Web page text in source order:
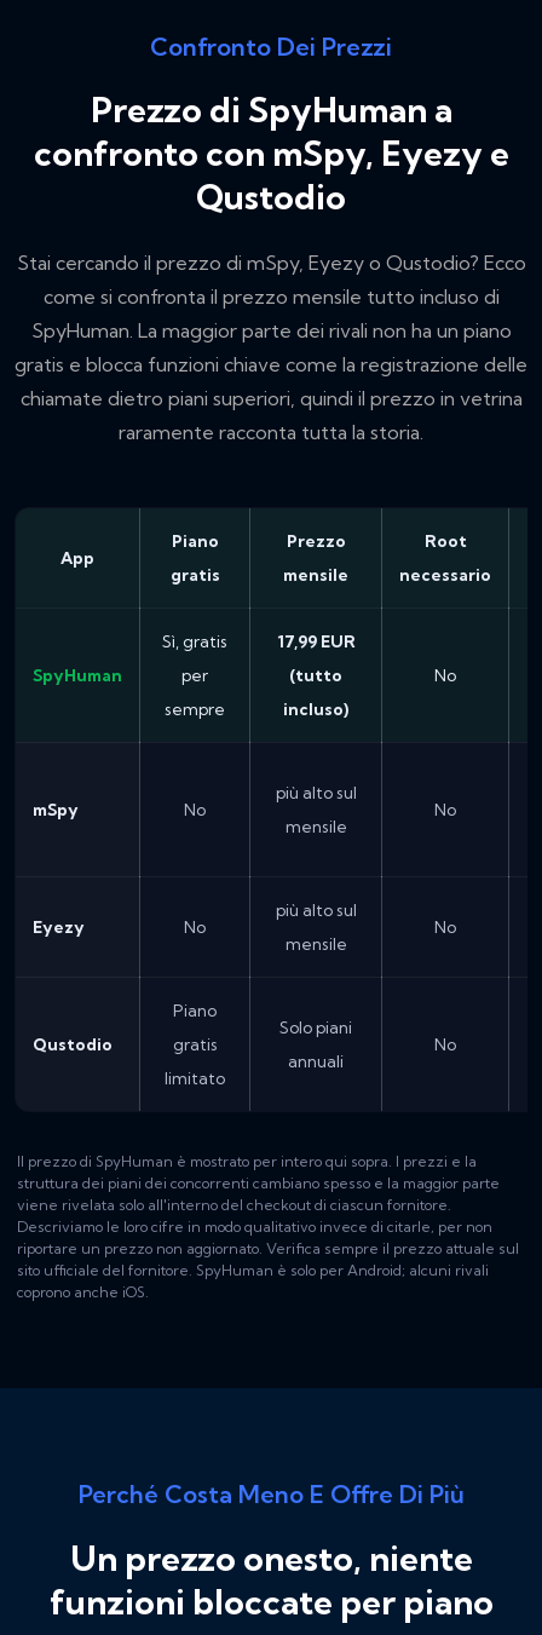
Confronto Dei Prezzi
Prezzo di SpyHuman a
confronto con mSpy, Eyezy e
Qustodio
Stai cercando il prezzo di mSpy, Eyezy o Qustodio? Ecco
come si confronta il prezzo mensile tutto incluso di
SpyHuman. La maggior parte dei rivali non ha un piano
gratis e blocca funzioni chiave come la registrazione delle
chiamate dietro piani superiori, quindi il prezzo in vetrina
raramente racconta tutta la storia.
App
Piano
gratis
Prezzo
mensile
Root
necessario
SpyHuman
Sì, gratis
per
sempre
17,99 EUR
(tutto
incluso)
No
mSpy No
più alto sul
mensile
No
Eyezy No
più alto sul
mensile
No
Qustodio
Piano
gratis
limitato
Solo piani
annuali
No
Il prezzo di SpyHuman è mostrato per intero qui sopra. I prezzi e la
struttura dei piani dei concorrenti cambiano spesso e la maggior parte
viene rivelata solo all'interno del checkout di ciascun fornitore.
Descriviamo le loro cifre in modo qualitativo invece di citarle, per non
riportare un prezzo non aggiornato. Verifica sempre il prezzo attuale sul
sito ufficiale del fornitore. SpyHuman è solo per Android; alcuni rivali
coprono anche iOS.
Perché Costa Meno E Offre Di Più
Un prezzo onesto, niente
funzioni bloccate per piano